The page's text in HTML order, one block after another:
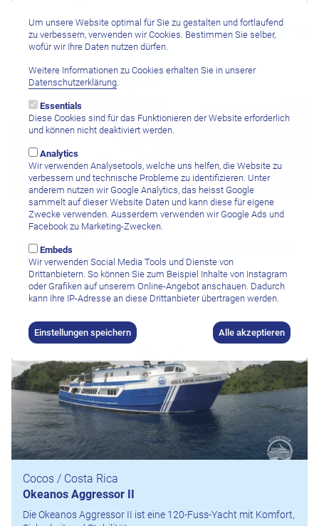
Mexiko
Nautilus Explorer
Das Tauchsafariboot Nautilus Explorer verfügt über ein neues,
sehr großes Tauchdeck.
Cocos / Costa Rica
Okeanos Aggressor II
Die Okeanos Aggressor II ist eine 120-Fuss-Yacht mit Komfort,
Um unsere Website optimal für Sie zu gestalten und fortlaufend
zu verbessern, verwenden wir Cookies. Bestimmen Sie selber,
wofür wir Ihre Daten nutzen dürfen.
Weitere Informationen zu Cookies erhalten Sie in unserer
Datenschutzerklärung.
Essentials
Diese Cookies sind für das Funktionieren der Website erforderlich
und können nicht deaktiviert werden.
Analytics
Wir verwenden Analysetools, welche uns helfen, die Website zu
verbessern und technische Probleme zu identifizieren. Unter
anderem nutzen wir Google Analytics, das heisst Google
sammelt auf dieser Website Daten und kann diese für eigene
Zwecke verwenden. Ausserdem verwenden wir Google Ads und
Facebook zu Marketing-Zwecken.
Embeds
Wir verwenden Social Media Tools und Dienste von
Drittanbietern. So können Sie zum Beispiel Inhalte von Instagram
oder Grafiken auf unserem Online-Angebot anschauen. Dadurch
kann Ihre IP-Adresse an diese Drittanbieter übertragen werden.
Einstellungen speichern Alle akzeptieren